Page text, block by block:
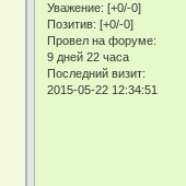
Уважение: [+0/-0]
Позитив: [+0/-0]
Провел на форуме:
9 дней 22 часа
Последний визит:
2015-05-22 12:34:51